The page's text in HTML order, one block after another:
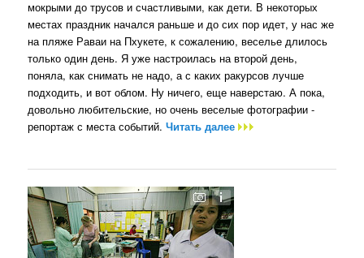
мокрыми до трусов и счастливыми, как дети. В некоторых
местах праздник начался раньше и до сих пор идет, у нас же
на пляже Раваи на Пхукете, к сожалению, веселье длилось
только один день. Я уже настроилась на второй день,
поняла, как снимать не надо, а с каких ракурсов лучше
подходить, и вот облом. Ну ничего, еще наверстаю. А пока,
довольно любительские, но очень веселые фотографии -
репортаж с места событий.Читать далее